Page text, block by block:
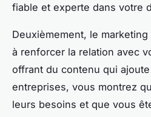
fiable et experte dans votre
Deuxièmement, le
à renforcer la relation avec
offrant du contenu qui
entreprises, vous montrez
leurs besoins et que vous